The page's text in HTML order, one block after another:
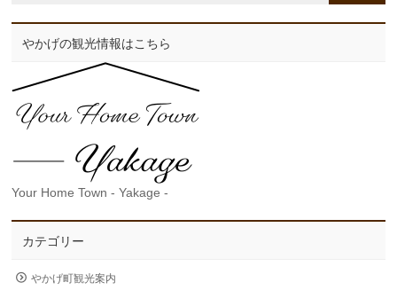
やかげの観光情報はこちら
Your Home Town - Yakage -
カテゴリー
やかげ町観光案内